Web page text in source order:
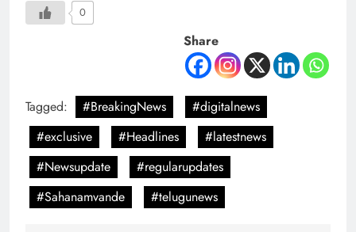
0
Share
Tagged: #BreakingNews
#digitalnews
#exclusive
#Headlines
#latestnews
#Newsupdate
#regularupdates
#Sahanamvande
#telugunews